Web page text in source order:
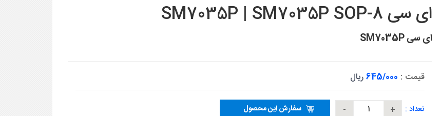
ای سی SM7035P | SM7035P SOP-8
ای سی SM7035P
قیمت : 645/000ریال
تعداد : سفارش این محصول